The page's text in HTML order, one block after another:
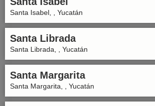
Santa Isabel, , Yucatán
Santa Librada
Santa Librada, , Yucatán
Santa Margarita
Santa Margarita, , Yucatán